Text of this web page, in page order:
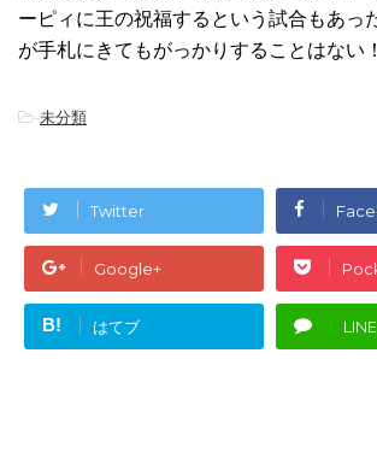
ーピィに王の祝福するという試合もあっ
が手札にきてもがっかりすることはない
-未分類
Twitter
Google+
B! はてブ LINE